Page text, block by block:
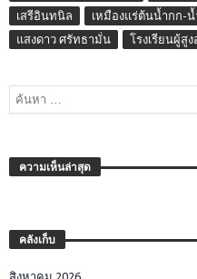
เสรีอินทนิล
เหมืองแร่ต้นน้ำกก-น้
แสงดาว ศรัทธามั่น
โรงเรียนผู้สูง
ความเห็นล่าสุด
คลังเก็บ